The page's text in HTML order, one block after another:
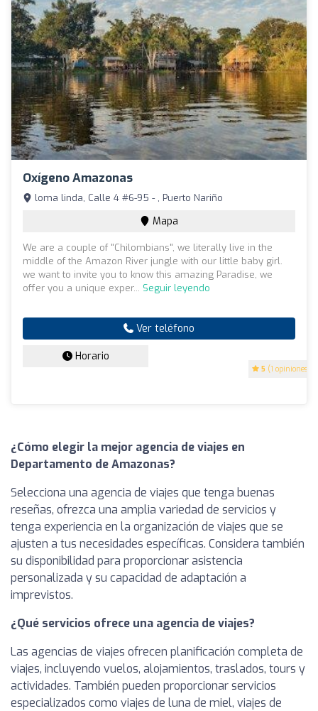
Oxígeno Amazonas
5 (1 opiniones)
loma linda, Calle 4 #6-95 - , Puerto Nariño
Mapa
We are a couple of "Chilombians", we literally live in the
middle of the Amazon River jungle with our little baby girl.
we want to invite you to know this amazing Paradise, we
offer you a unique exper... Seguir leyendo
Ver teléfono
Horario
¿Cómo elegir la mejor agencia de viajes en
Departamento de Amazonas?
Selecciona una agencia de viajes que tenga buenas
reseñas, ofrezca una amplia variedad de servicios y
tenga experiencia en la organización de viajes que se
ajusten a tus necesidades específicas. Considera también
su disponibilidad para proporcionar asistencia
personalizada y su capacidad de adaptación a
imprevistos.
¿Qué servicios ofrece una agencia de viajes?
Las agencias de viajes ofrecen planificación completa de
viajes, incluyendo vuelos, alojamientos, traslados, tours y
actividades. También pueden proporcionar servicios
especializados como viajes de luna de miel, viajes de